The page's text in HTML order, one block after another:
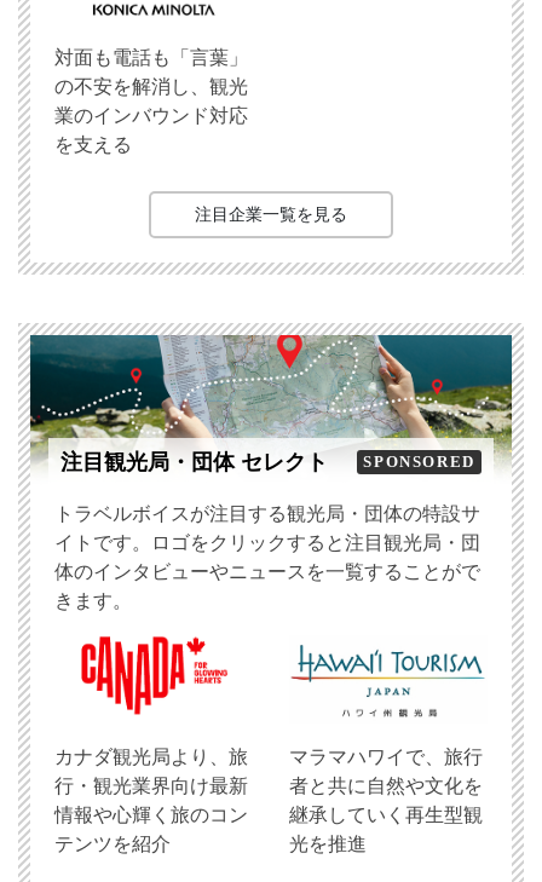
対面も電話も「言葉」
の不安を解消し、観光
業のインバウンド対応
を支える
注目企業一覧を見る
注目観光局・団体 セレクト SPONSORED
トラベルボイスが注目する観光局・団体の特設サ
イトです。ロゴをクリックすると注目観光局・団
体のインタビューやニュースを一覧することがで
きます。
​カナダ観光局より、旅
行・観光業界向け最新
情報や心輝く旅のコン
テンツを紹介
マラマハワイで、旅行
者と共に自然や文化を
継承していく再生型観
光を推進